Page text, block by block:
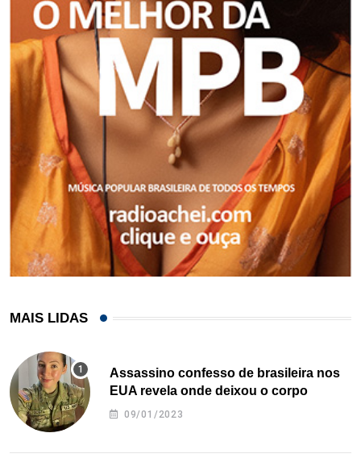
MAIS LIDAS
Assassino confesso de brasileira nos
EUA revela onde deixou o corpo
09/01/2023